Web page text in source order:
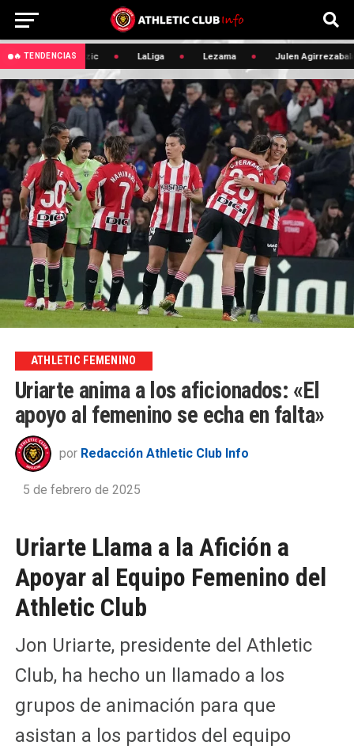
🔥 TENDENCIAS
🔥 Edin Terzic LaLiga Lezama Julen Agirrezabala
ATHLETIC FEMENINO
Uriarte anima a los aficionados: «El
apoyo al femenino se echa en falta»
por Redacción Athletic Club Info
5 de febrero de 2025
Uriarte Llama a la Afición a
Apoyar al Equipo Femenino del
Athletic Club
Jon Uriarte, presidente del Athletic
Club, ha hecho un llamado a los
grupos de animación para que
asistan a los partidos del equipo